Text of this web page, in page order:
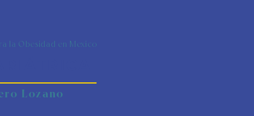
la Obesidad en Mexico
Lozano